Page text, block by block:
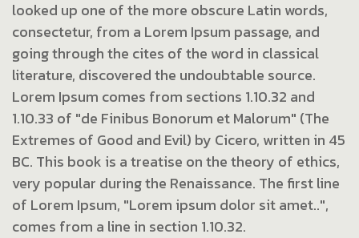
looked up one of the more obscure Latin words,
consectetur, from a Lorem Ipsum passage, and
going through the cites of the word in classical
literature, discovered the undoubtable source.
Lorem Ipsum comes from sections 1.10.32 and
1.10.33 of "de Finibus Bonorum et Malorum" (The
Extremes of Good and Evil) by Cicero, written in 45
BC. This book is a treatise on the theory of ethics,
very popular during the Renaissance. The first line
of Lorem Ipsum, "Lorem ipsum dolor sit amet..",
comes from a line in section 1.10.32.